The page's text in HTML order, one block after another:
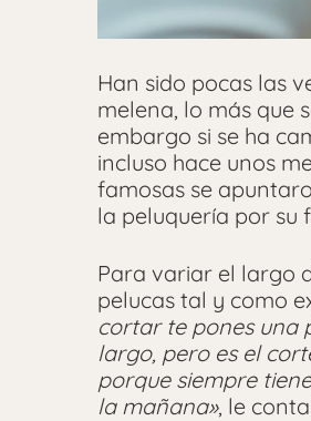
Han sido pocas las
melena, lo más que
embargo si se ha
incluso hace unos
famosas se
la peluquería por su
Para variar el largo
pelucas tal y como
cortar te pones una
largo, pero es el
porque siempre
la mañana», le